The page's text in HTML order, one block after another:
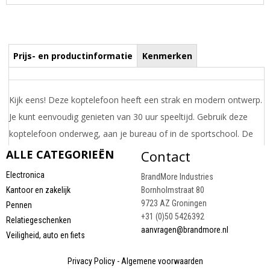
Prijs- en productinformatie Kenmerken
Kijk eens! Deze koptelefoon heeft een strak en modern ontwerp.
Je kunt eenvoudig genieten van 30 uur speeltijd. Gebruik deze
koptelefoon onderweg, aan je bureau of in de sportschool. De
koptelefoon is uitgerust met een spraakassistent, dus als je je
je muziek en gesprekken bedienen met de knoppen op de
oorschelpen en de koptelefoon eenvoudig opvouwen
Draai uw mobiel voor de Prijs informatie
Contact
BrandMore Industries
Bornholmstraat 80
9723 AZ Groningen
+31 (0)50 5426392
aanvragen@brandmore.nl
ALLE CATEGORIEËN
Electronica
Kantoor en zakelijk
Pennen
Relatiegeschenken
Veiligheid, auto en fiets
Privacy Policy- Algemene voorwaarden